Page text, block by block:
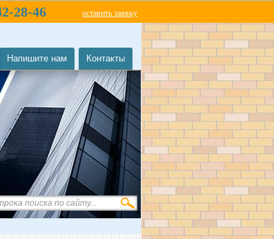
28-46 оставить заявку
Напишите нам Контакты